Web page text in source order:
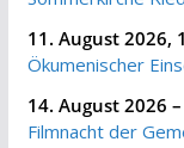
11. August 2026,
Ökumenischer
14. August 2026 –
Filmnacht der